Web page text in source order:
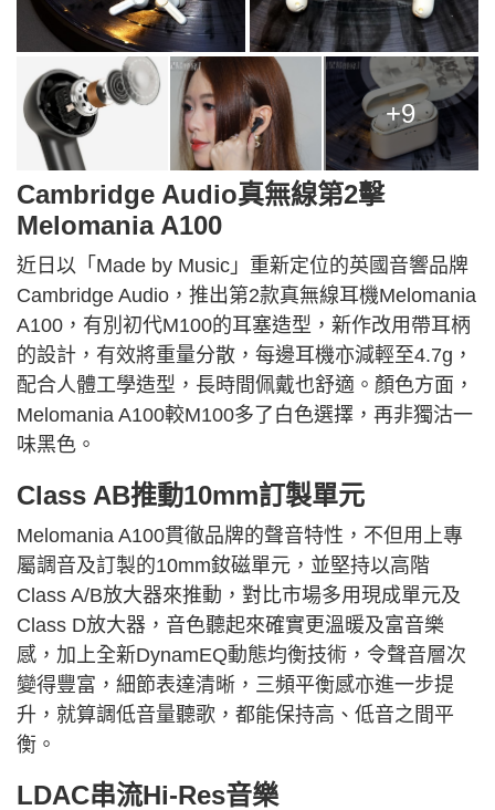
+9
Cambridge Audio真無線第2擊
Melomania A100
近日以「Made by Music」重新定位的英國音響品牌
Cambridge Audio，推出第2款真無線耳機Melomania
A100，有別初代M100的耳塞造型，新作改用帶耳柄
的設計，有效將重量分散，每邊耳機亦減輕至4.7g ，
配合人體工學造型，長時間佩戴也舒適。顏色方面，
Melomania A100較M100多了白色選擇，再非獨沽一
味黑色。
Class AB推動10mm訂製單元
Melomania A100貫徹品牌的聲音特性，不但用上專
屬調音及訂製的10mm釹磁單元，並堅持以高階
Class A/B放大器來推動，對比市場多用現成單元及
Class D放大器，音色聽起來確實更溫暖及富音樂
感，加上全新DynamEQ動態均衡技術，令聲音層次
變得豐富，細節表達清晰，三頻平衡感亦進一步提
升，就算調低音量聽歌，都能保持高、低音之間平
衡。
LDAC串流Hi-Res音樂